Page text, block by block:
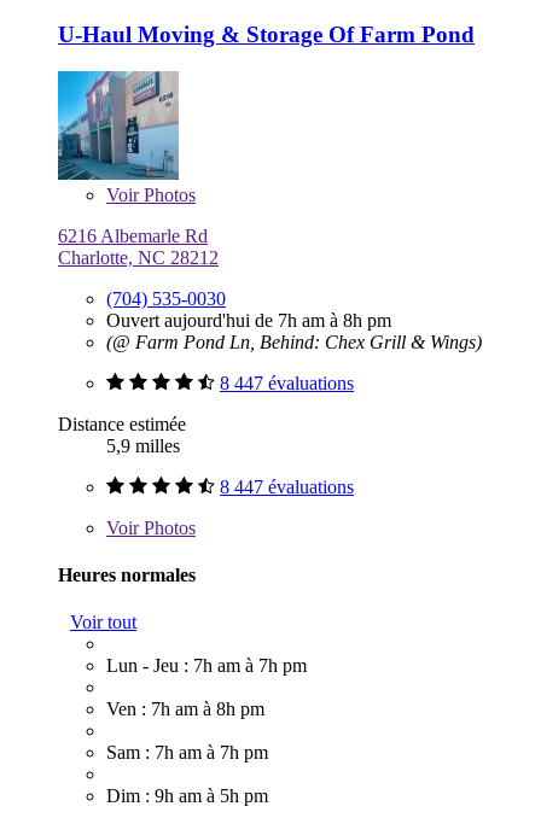
U-Haul Moving & Storage Of Farm Pond
VoirPhotos
6216 Albemarle Rd
Charlotte, NC 28212
(704) 535-0030
Ouvert aujourd'hui de 7h am à 8h pm
(@ Farm Pond Ln, Behind: Chex Grill & Wings)
8 447 évaluations
Distance estimée
5,9 milles
8 447 évaluations
VoirPhotos
Heures normales
Voir tout
Lun - Jeu : 7h am à 7h pm
Ven : 7h am à 8h pm
Sam : 7h am à 7h pm
Dim : 9h am à 5h pm